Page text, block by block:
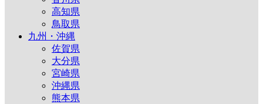
高知県
鳥取県
九州・沖縄
佐賀県
大分県
宮崎県
沖縄県
熊本県